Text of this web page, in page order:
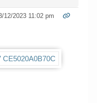
12/2023 11:02 pm